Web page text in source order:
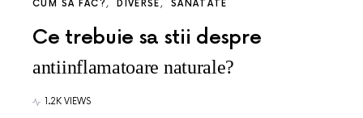
CUM SA FAC? DIVERSE SANATATE
Ce trebuie sa stii despre
antiinflamatoare naturale?
1.2K VIEWS